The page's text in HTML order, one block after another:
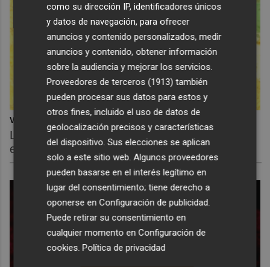
Viaja sin visado
Los pasaportes que más puertas abren ¿está
el tuyo?
como su dirección IP, identificadores únicos
y datos de navegación, para ofrecer
anuncios y contenido personalizados, medir
anuncios y contenido, obtener información
sobre la audiencia y mejorar los servicios.
Proveedores de terceros (1913) también
pueden procesar sus datos para estos y
otros fines, incluido el uso de datos de
geolocalización precisos y características
del dispositivo. Sus elecciones se aplican
solo a este sitio web. Algunos proveedores
pueden basarse en el interés legítimo en
lugar del consentimiento; tiene derecho a
oponerse enConfiguración de publicidad
Puede retirar su consentimiento en
cualquier momento enConfiguración de
cookies .Política de privacidad